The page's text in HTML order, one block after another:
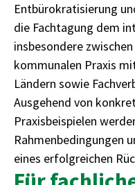
Entbürokratisierung
die Fachtagung dem
insbesondere
kommunalen Praxis
Ländern sowie
Ausgehend von
Praxisbeispielen
Rahmenbedingungen
eines erfolgreichen